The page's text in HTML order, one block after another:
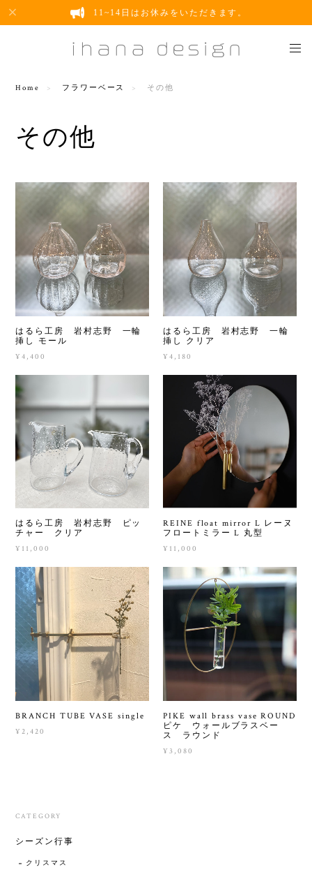
11~14日はお休みをいただきます。
Home フラワーベース その他
その他
はるら工房 岩村志野 一輪
挿し モール
¥4,400
はるら工房 岩村志野 一輪
挿し クリア
¥4,180
はるら工房 岩村志野 ピッ
チャー クリア
¥11,000
REINE float mirror L レーヌ
フロートミラー L 丸型
¥11,000
BRANCH TUBE VASE single
¥2,420
PIKE wall brass vase ROUND
ピケ ウォールブラスベー
ス ラウンド
¥3,080
CATEGORY
シーズン行事
クリスマス